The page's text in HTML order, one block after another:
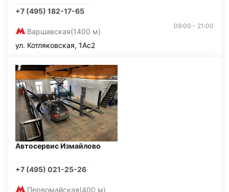
+7 (495) 182-17-65
Варшавская(1400 м)
09:00 - 21:00
ул. Котляковская, 1Ас2
Автосервис Измайлово
+7 (495) 021-25-26
Первомайская(400 м)